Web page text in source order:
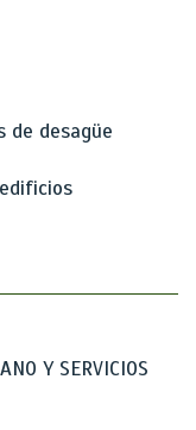
de desagüe
Y SERVICIOS